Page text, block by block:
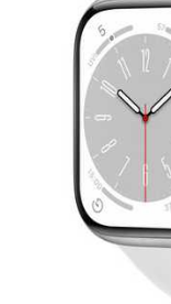
Gratare electrice
Prajitoare de paine
Ingrijire locuinta
Aparat de Spălat
Aparate de curatat
Aspiratoare
Aspiratoare
Aspiratoare robot
Ingrijire Personala
Televizoare
Boxe cu Fir
Boxe Portabile
Boxe Smart
FM Modulatoare
Microfoane
Radio Portabile
Echipamente de retea